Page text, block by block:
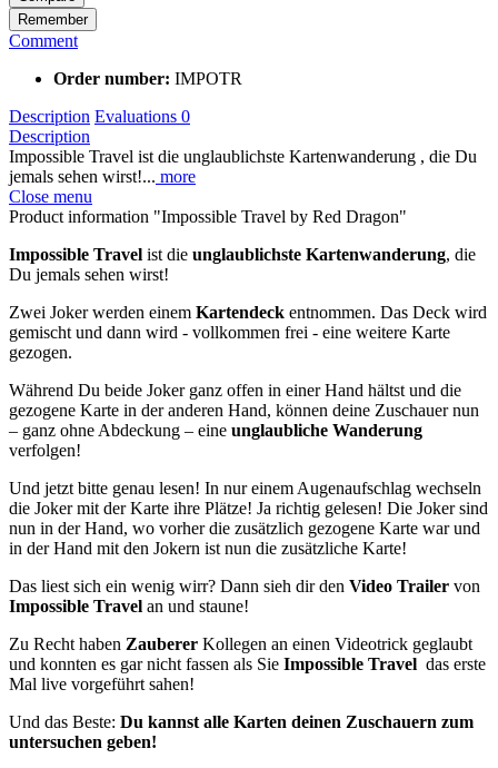
Remember
Comment
Order number: IMPOTR
Description Evaluations 0
Description
Impossible Travel ist die unglaublichste Kartenwanderung , die Du
jemals sehen wirst!... more
Close menu
Product information "Impossible Travel by Red Dragon"
Impossible Travel ist die unglaublichste Kartenwanderung, die
Du jemals sehen wirst!
Zwei Joker werden einem Kartendeck entnommen. Das Deck wird
gemischt und dann wird - vollkommen frei - eine weitere Karte
gezogen.
Während Du beide Joker ganz offen in einer Hand hältst und die
gezogene Karte in der anderen Hand, können deine Zuschauer nun
– ganz ohne Abdeckung – eine unglaubliche Wanderung
verfolgen!
Und jetzt bitte genau lesen! In nur einem Augenaufschlag wechseln
die Joker mit der Karte ihre Plätze! Ja richtig gelesen! Die Joker sind
nun in der Hand, wo vorher die zusätzlich gezogene Karte war und
in der Hand mit den Jokern ist nun die zusätzliche Karte!
Das liest sich ein wenig wirr? Dann sieh dir den Video Trailer von
Impossible Travel an und staune!
Zu Recht haben Zauberer Kollegen an einen Videotrick geglaubt
und konnten es gar nicht fassen als Sie Impossible Travel das erste
Mal live vorgeführt sahen!
Und das Beste: Du kannst alle Karten deinen Zuschauern zum
untersuchen geben!